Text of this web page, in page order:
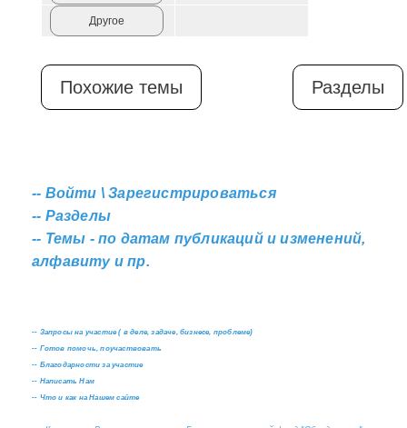
Другое
Похожие темы Разделы
-- Войти \ Зарегистрироваться
-- Разделы
-- Темы - по датам публикаций и изменений,
алфавиту и пр.
-- Запросы на участие ( в деле, задаче, бизнесе, проблеме)
-- Готов помочь, поучаствовать
-- Благодарности за участие
-- Написать Нам
-- Что и как на Нашем сайте